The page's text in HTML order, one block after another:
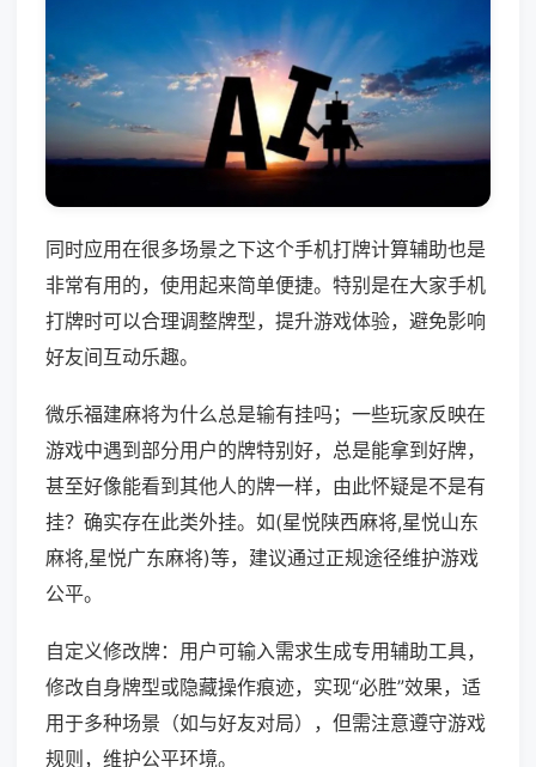
同时应用在很多场景之下这个手机打牌计算辅助也是
非常有用的，使用起来简单便捷。特别是在大家手机
打牌时可以合理调整牌型，提升游戏体验，避免影响
好友间互动乐趣。
微乐福建麻将为什么总是输有挂吗；一些玩家反映在
游戏中遇到部分用户的牌特别好，总是能拿到好牌，
甚至好像能看到其他人的牌一样，由此怀疑是不是有
挂？确实存在此类外挂。如(星悦陕西麻将,星悦山东
麻将,星悦广东麻将)等，建议通过正规途径维护游戏
公平。
自定义修改牌：用户可输入需求生成专用辅助工具，
修改自身牌型或隐藏操作痕迹，实现“必胜”效果，适
用于多种场景（如与好友对局），但需注意遵守游戏
规则，维护公平环境。